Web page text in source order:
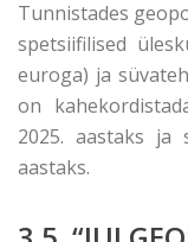
Tunnistades
spetsiifilised
euroga) ja
on
2025. aastaks ja
aastaks.